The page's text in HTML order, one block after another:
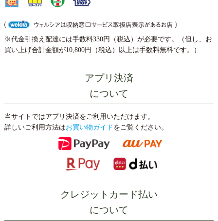
※代金引換え配達には手数料330円（税込）が必要です。（但し、お
買い上げ合計金額が10,800円（税込）以上は手数料無料です。）
アプリ決済
について
当サイトではアプリ決済をご利用いただけます。
詳しいご利用方法はお買い物ガイド をご覧ください。
クレジットカード払い
について